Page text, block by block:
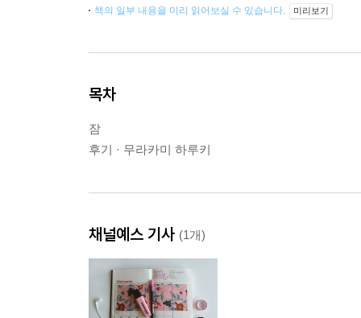
책의 일부 내용을 미리 읽어보실 수 있습니다. 미리보기
목차
잠
후기 · 무라카미 하루키
채널예스 기사 (1개)